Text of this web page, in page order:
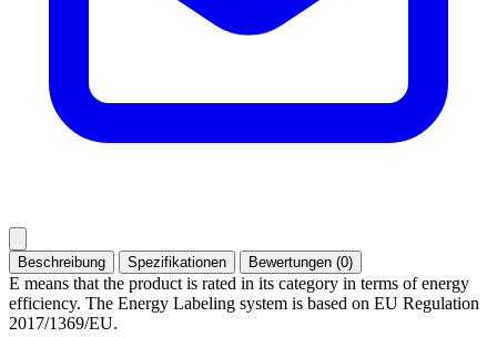
Beschreibung Spezifikationen Bewertungen (0)
E means that the product is rated in its category in terms of energy
efficiency. The Energy Labeling system is based on EU Regulation
2017/1369/EU.